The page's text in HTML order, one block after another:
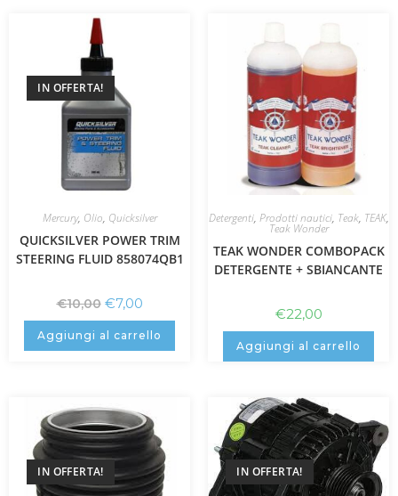
IN OFFERTA!
Mercury, Olio, Quicksilver
QUICKSILVER POWER TRIM
STEERING FLUID 858074QB1
€10,00 €7,00
Aggiungi al carrello
Detergenti, Prodotti nautici, Teak, TEAK,
Teak Wonder
TEAK WONDER COMBOPACK
DETERGENTE + SBIANCANTE
€22,00
Aggiungi al carrello
IN OFFERTA! IN OFFERTA!